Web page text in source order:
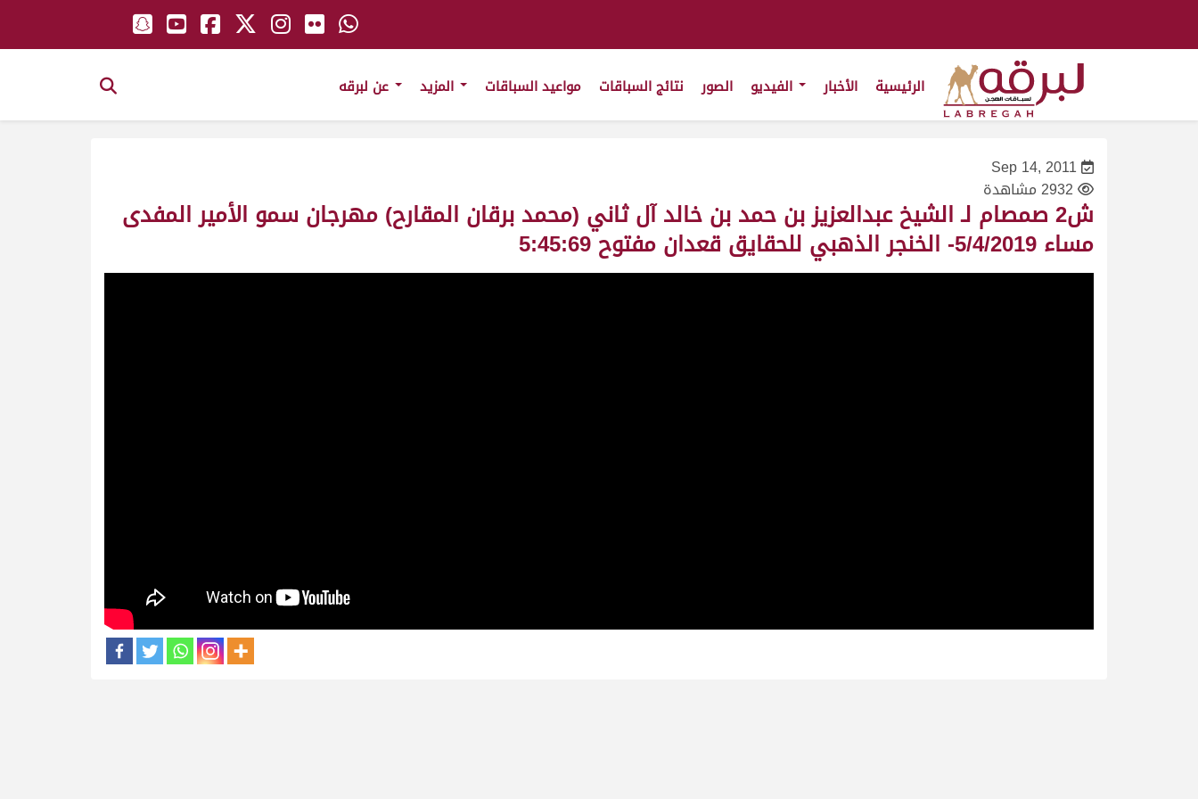
الرئيسية الأخبار الصور نتائج السباقات مواعيد السباقات
Sep 14, 2011
2932 مشاهدة
ش2 صمصام لـ الشيخ عبدالعزيز بن حمد بن خالد آل ثاني (محمد برقان المقارح) مهرجان سمو الأمير المفدى
مساء 5/4/2019- الخنجر الذهبي للحقايق قعدان مفتوح 5:45:69